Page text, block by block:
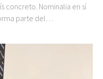
concreto. Nominalia en sí
parte del…